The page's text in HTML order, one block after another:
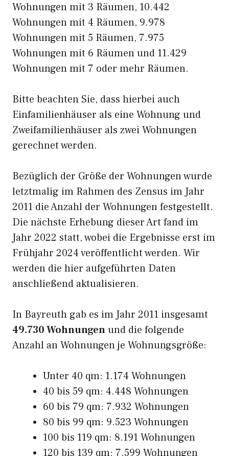
Wohnungen mit 3 Räumen, 10.442
Wohnungen mit 4 Räumen, 9.978
Wohnungen mit 5 Räumen, 7.975
Wohnungen mit 6 Räumen und 11.429
Wohnungen mit 7 oder mehr Räumen.
Bitte beachten Sie, dass hierbei auch
Einfamilienhäuser als eine Wohnung und
Zweifamilienhäuser als zwei Wohnungen
gerechnet werden.
Bezüglich der Größe der Wohnungen wurde
letztmalig im Rahmen des Zensus im Jahr
2011 die Anzahl der Wohnungen festgestellt.
Die nächste Erhebung dieser Art fand im
Jahr 2022 statt, wobei die Ergebnisse erst im
Frühjahr 2024 veröffentlicht werden. Wir
werden die hier aufgeführten Daten
anschließend aktualisieren.
In Bayreuth gab es im Jahr 2011 insgesamt
49.730 Wohnungenund die folgende
Anzahl an Wohnungen je Wohnungsgröße:
Unter 40 qm: 1.174 Wohnungen
40 bis 59 qm: 4.448 Wohnungen
60 bis 79 qm: 7.932 Wohnungen
80 bis 99 qm: 9.523 Wohnungen
100 bis 119 qm: 8.191 Wohnungen
120 bis 139 qm: 7.599 Wohnungen